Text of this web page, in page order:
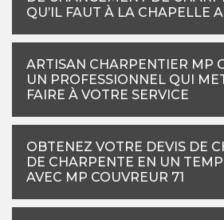
QU’IL FAUT À LA CHAPELLE
ARTISAN CHARPENTIER MP
UN PROFESSIONNEL QUI
FAIRE À VOTRE SERVICE
OBTENEZ VOTRE DEVIS DE
DE CHARPENTE EN UN
AVEC MP COUVREUR 71